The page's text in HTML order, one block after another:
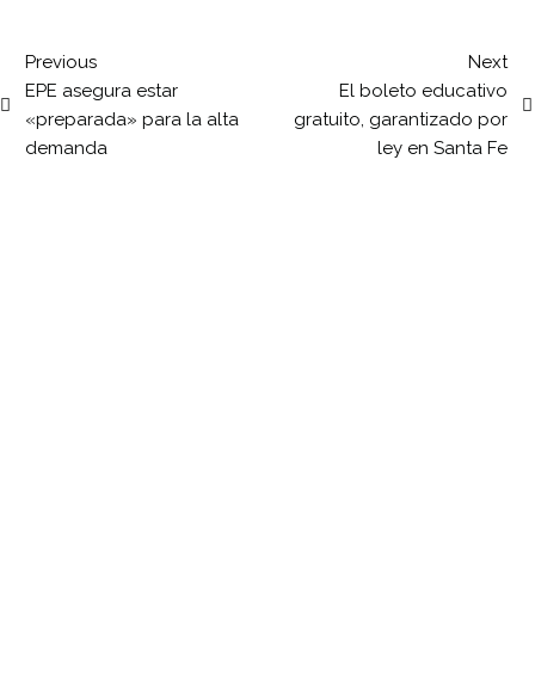
Previous
EPE asegura estar
«preparada» para la alta
demanda
Next
El boleto educativo
gratuito, garantizado por
ley en Santa Fe